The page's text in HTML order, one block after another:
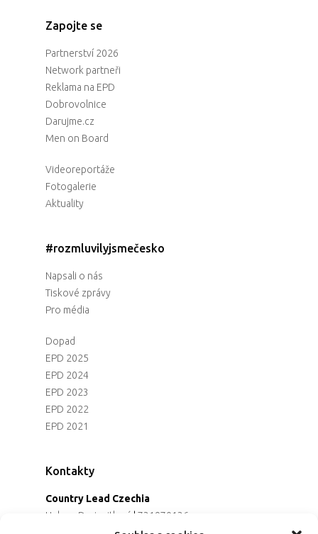
Zapojte se
Partnerství 2026
Network partneři
Reklama na EPD
Dobrovolnice
Darujme.cz
Men on Board
Videoreportáže
Fotogalerie
Aktuality
#rozmluvilyjsmečesko
Napsali o nás
Tiskové zprávy
Pro média
Dopad
EPD 2025
EPD 2024
EPD 2023
EPD 2022
EPD 2021
Kontakty
Country Lead Czechia
Helena Dreiseitlová | 731970136